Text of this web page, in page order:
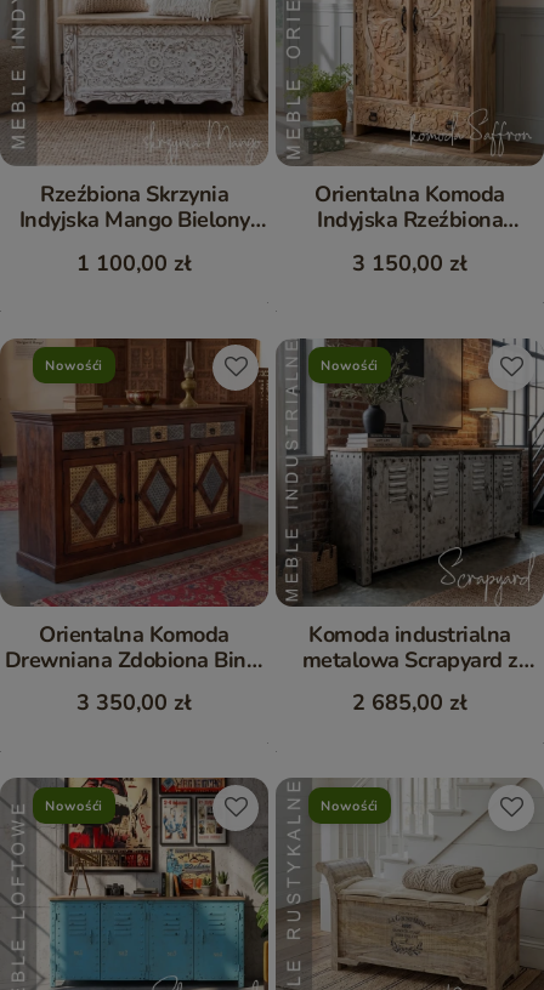
Rzeźbiona Skrzynia
Indyjska Mango Bielony
1 100,00 zł
Orientalna Komoda
Indyjska Rzeźbiona
3 150,00 zł
Orientalna Komoda
Drewniana Zdobiona Bindi
3 350,00 zł
Nowośći
Komoda industrialna
metalowa Scrapyard z
cm
2 685,00 zł
Nowośći
Nowośći Nowośći